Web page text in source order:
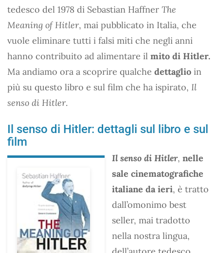
tedesco del 1978 di Sebastian Haffner The
Meaning of Hitler, mai pubblicato in Italia, che
vuole eliminare tutti i falsi miti che negli anni
hanno contribuito ad alimentare il mito di Hitler.
Ma andiamo ora a scoprire qualche dettaglio in
più su questo libro e sul film che ha ispirato, Il
senso di Hitler.
Il senso di Hitler: dettagli sul libro e sul
film
Il senso di Hitler, nelle
sale cinematografiche
italiane da ieri, è tratto
dall’omonimo best
seller, mai tradotto
nella nostra lingua,